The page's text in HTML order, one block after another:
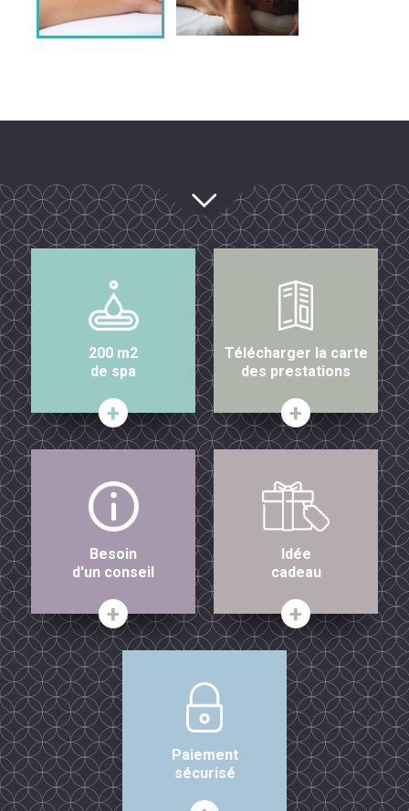
200 m2
de spa
Télécharger la carte
des prestations
Besoin
d'un conseil
Idée
cadeau
Paiement
sécurisé